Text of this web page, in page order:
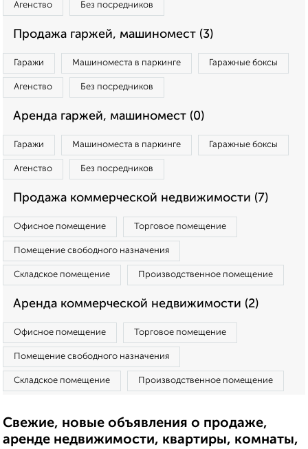
Агенство Без посредников
Продажа гаржей, машиномест (3)
Гаражи Машиноместа в паркинге Гаражные боксы
Агенство Без посредников
Аренда гаржей, машиномест (0)
Гаражи Машиноместа в паркинге Гаражные боксы
Агенство Без посредников
Продажа коммерческой недвижимости (7)
Офисное помещение Торговое помещение
Помещение свободного назначения
Складское помещение Производственное помещение
Аренда коммерческой недвижимости (2)
Офисное помещение Торговое помещение
Помещение свободного назначения
Складское помещение Производственное помещение
Свежие, новые объявления о продаже,
аренде недвижимости, квартиры, комнаты,